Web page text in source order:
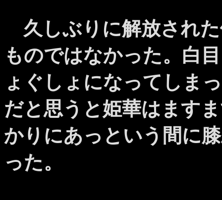
久しぶりに解放され
ものではなかった。白
ょぐしょになってしま
だと思うと姫華はます
かりにあっという間に
った。